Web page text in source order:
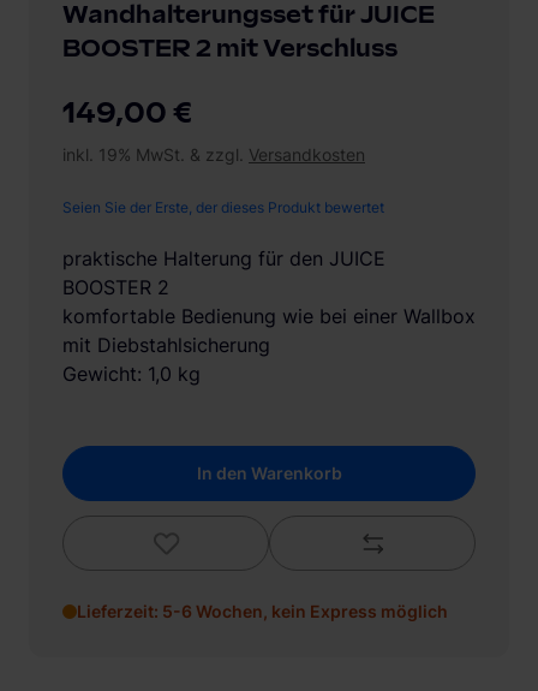
149,00 €
inkl. 19% MwSt. & zzgl. Versandkosten
Seien Sie der Erste, der dieses Produkt bewertet
praktische Halterung für den JUICE
BOOSTER 2
komfortable Bedienung wie bei einer Wallbox
mit Diebstahlsicherung
Gewicht: 1,0 kg
In den Warenkorb
Lieferzeit: 5-6 Wochen, kein Express möglich
Wandhalterungsset für JUICE
BOOSTER 2 mit Verschluss